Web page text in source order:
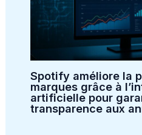
Spotify améliore la
marques grâce à
artificielle pour
transparence aux